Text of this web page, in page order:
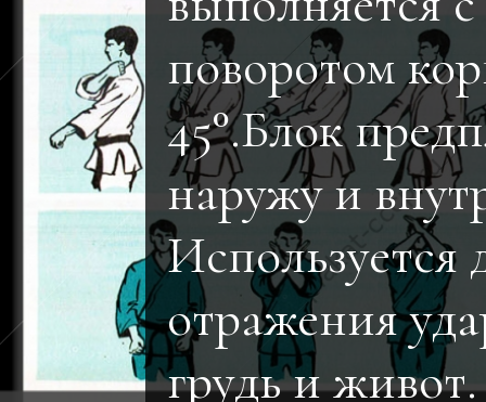
поворотом
45°.Блок
наружу и
Используется
отражения
грудь и